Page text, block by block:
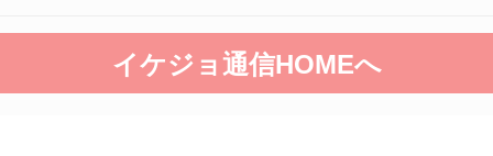
イケジョ通信HOMEへ